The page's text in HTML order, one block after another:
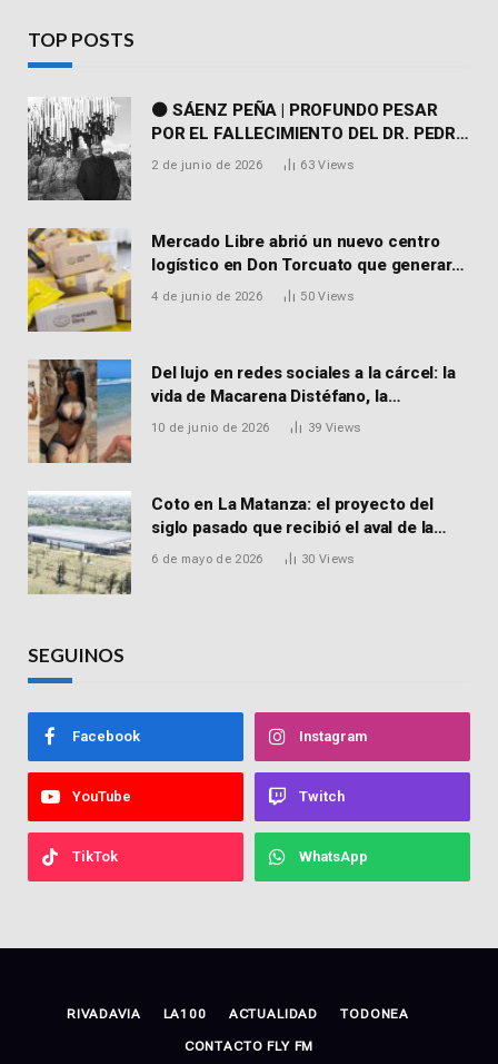
TOP POSTS
⚫ SÁENZ PEÑA | PROFUNDO PESAR
POR EL FALLECIMIENTO DEL DR. PEDRO
MARTORELL
2 de junio de 2026 63Views
Mercado Libre abrió un nuevo centro
logístico en Don Torcuato que generará
900 empleos: cómo enviar el CV
4 de junio de 2026 50Views
Del lujo en redes sociales a la cárcel: la
vida de Macarena Distéfano, la
influencer de San Martín acusada de
10 de junio de 2026 39 Views
Coto en La Matanza: el proyecto del
siglo pasado que recibió el aval de la
Justicia para reactivar una obra frenada
6 de mayo de 2026 30 Views
SEGUINOS
Facebook Instagram
YouTube Twitch
TikTok WhatsApp
RIVADAVIA LA100 ACTUALIDAD TODONEA
CONTACTO FLY FM